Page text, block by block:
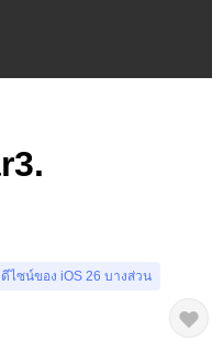
ดีไซน์ของ iOS 26 บางส่วน